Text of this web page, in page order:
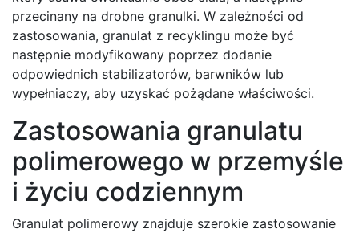
przecinany na drobne granulki. W zależności od
zastosowania, granulat z recyklingu może być
następnie modyfikowany poprzez dodanie
odpowiednich stabilizatorów, barwników lub
wypełniaczy, aby uzyskać pożądane właściwości.
Zastosowania granulatu
polimerowego w przemyśle
i życiu codziennym
Granulat polimerowy znajduje szerokie zastosowanie